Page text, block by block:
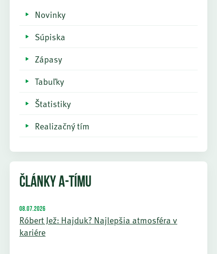
Novinky
Súpiska
Zápasy
Tabuľky
Štatistiky
Realizačný tím
ČLÁNKY A-TÍMU
08.07.2026
Róbert Jež: Hajduk? Najlepšia atmosféra v
kariére